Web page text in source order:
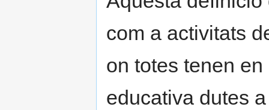
com a activitats
on totes tenen
educativa dutes